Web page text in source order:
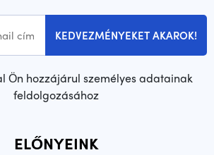
KEDVEZMÉNYEKET AKAROK!
Ön hozzájárul személyes adatainak
feldolgozásához
ELŐNYEINK